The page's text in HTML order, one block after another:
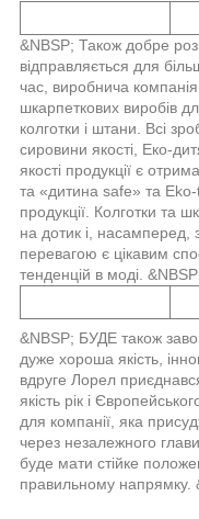
&NBSP; Також добре
відправляється для
час, виробнича
шкарпеткових виробів
колготки і штани. Всі
сировини якості, Еко-
якості продукції є
та «дитина safe» та Eko-
продукції. Колготки та
на дотик і, насамперед,
перевагою є цікавим
тенденцій в моді.
&NBSP; БУДЕ також
дуже хороша якість,
вдруге Лорел
якість рік і
для компанії, яка
через незалежного
буде мати стійке
правильному напрямку.